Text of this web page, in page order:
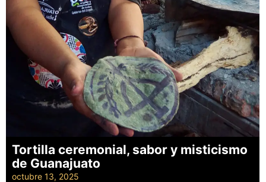
Tortilla ceremonial, sabor y misticismo
de Guanajuato
octubre 13, 2025